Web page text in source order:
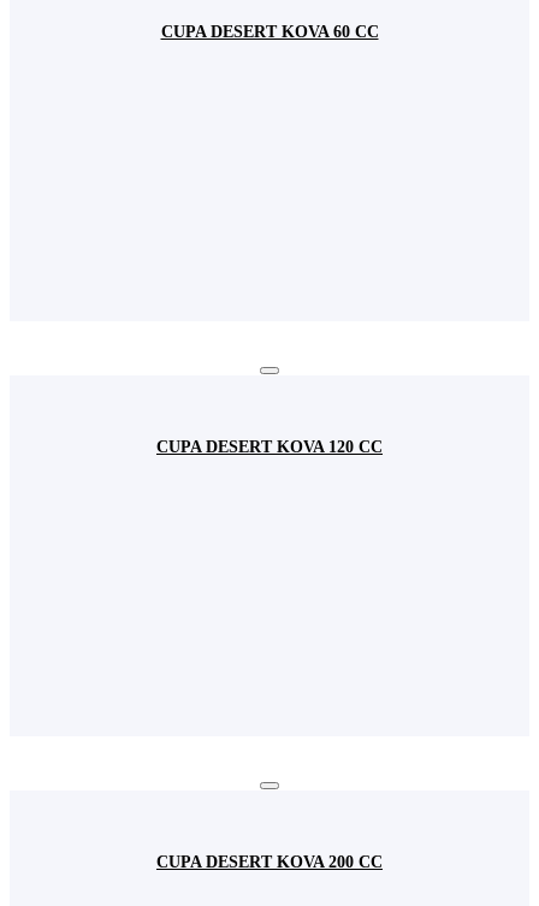
CUPA DESERT KOVA 60 CC
CUPA DESERT KOVA 120 CC
CUPA DESERT KOVA 200 CC